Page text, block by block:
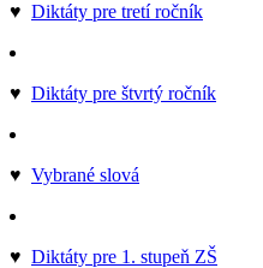
♥ Diktáty pre tretí ročník
♥ Diktáty pre štvrtý ročník
♥ Vybrané slová
♥ Diktáty pre 1. stupeň ZŠ